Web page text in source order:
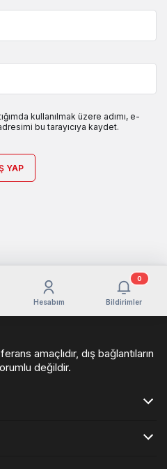
kullanılmak üzere adımı, e-
bu tarayıcıya kaydet.
YAP
Hesabım Bildirimler
0
amaçlıdır, dış bağlantıların
değildir.